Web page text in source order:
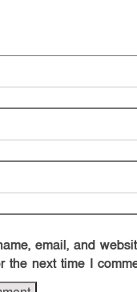
email, and
the next time I